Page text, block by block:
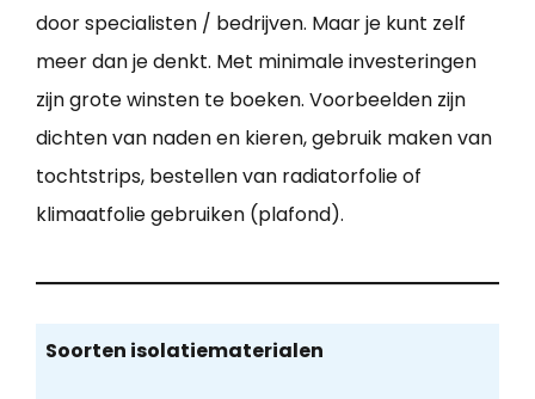
door specialisten / bedrijven. Maar je kunt zelf
meer dan je denkt. Met minimale investeringen
zijn grote winsten te boeken. Voorbeelden zijn
dichten van naden en kieren, gebruik maken van
tochtstrips, bestellen van radiatorfolie of
klimaatfolie gebruiken (plafond).
Soorten isolatiematerialen